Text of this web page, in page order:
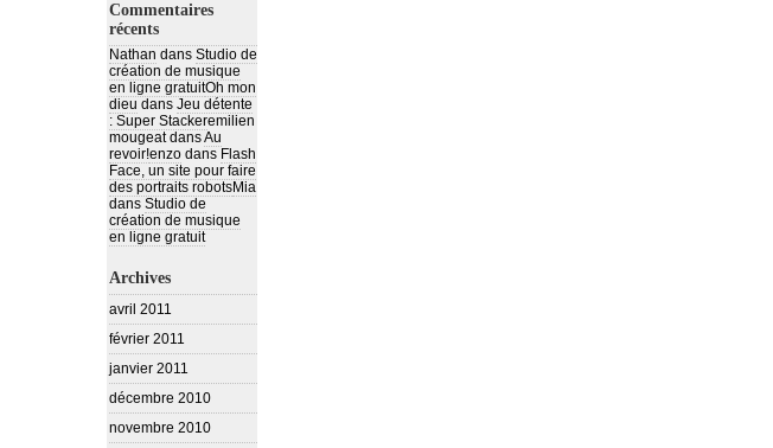
Commentaires
récents
Nathan dans Studio de
création de musique
en ligne gratuitOh mon
dieu dans Jeu détente
: Super Stackeremilien
mougeatdansAu
revoir!enzo dans Flash
Face, un site pour faire
des portraits robotsMia
dans Studio de
création de musique
en ligne gratuit
Archives
avril 2011
février 2011
janvier 2011
décembre 2010
novembre 2010